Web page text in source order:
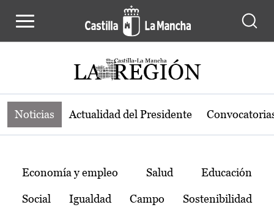
Noticias de la región de Castilla-La
Noticias Actualidad del Presidente
Temas
Economía y empleo Salud Educación
Social Igualdad Campo Sostenibilidad